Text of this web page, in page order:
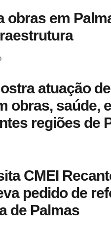
obras em
atuação de
obras, saúde,
regiões de
CMEI
pedido de
de Palmas